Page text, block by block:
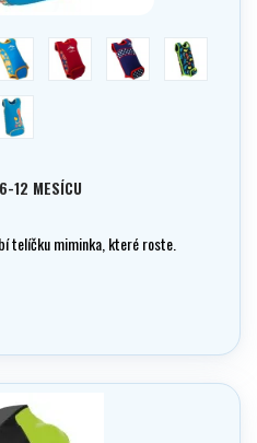
clownfish jahoda polka dotseafriends
ottomishell
12 MESÍCU
telíčku miminka, které roste.